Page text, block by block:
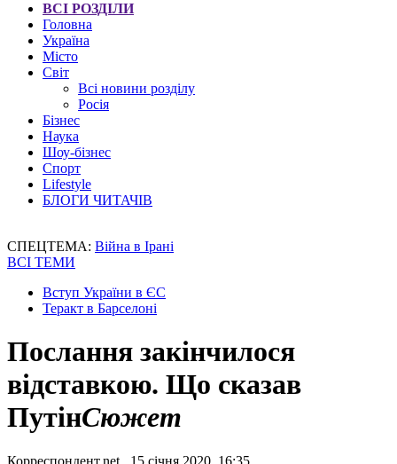
ВСІ РОЗДІЛИ
Головна
Україна
Місто
Світ
Всі новини розділу
Росія
Бізнес
Наука
Шоу-бізнес
Спорт
Lifestyle
БЛОГИ ЧИТАЧІВ
СПЕЦТЕМА: Війна в Ірані
ВСІ ТЕМИ
Вступ України в ЄС
Теракт в Барселоні
Послання закінчилося
відставкою. Що сказав
ПутінСюжет
Корреспондент.net, 15 січня 2020, 16:35